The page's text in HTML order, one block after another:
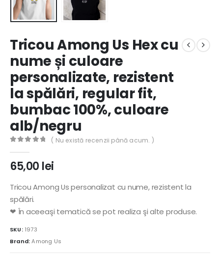
Tricou Among Us Hex cu
nume și culoare
personalizate, rezistent
la spălări, regular fit,
bumbac 100%, culoare
alb/negru
( Nu există recenzii până acum. )
65,00 lei
Tricou Among Us personalizat cu nume, rezistent la
spălări.
❤ În aceeaşi tematică se pot realiza şi alte produse.
SKU: 1973
Brand:Among Us